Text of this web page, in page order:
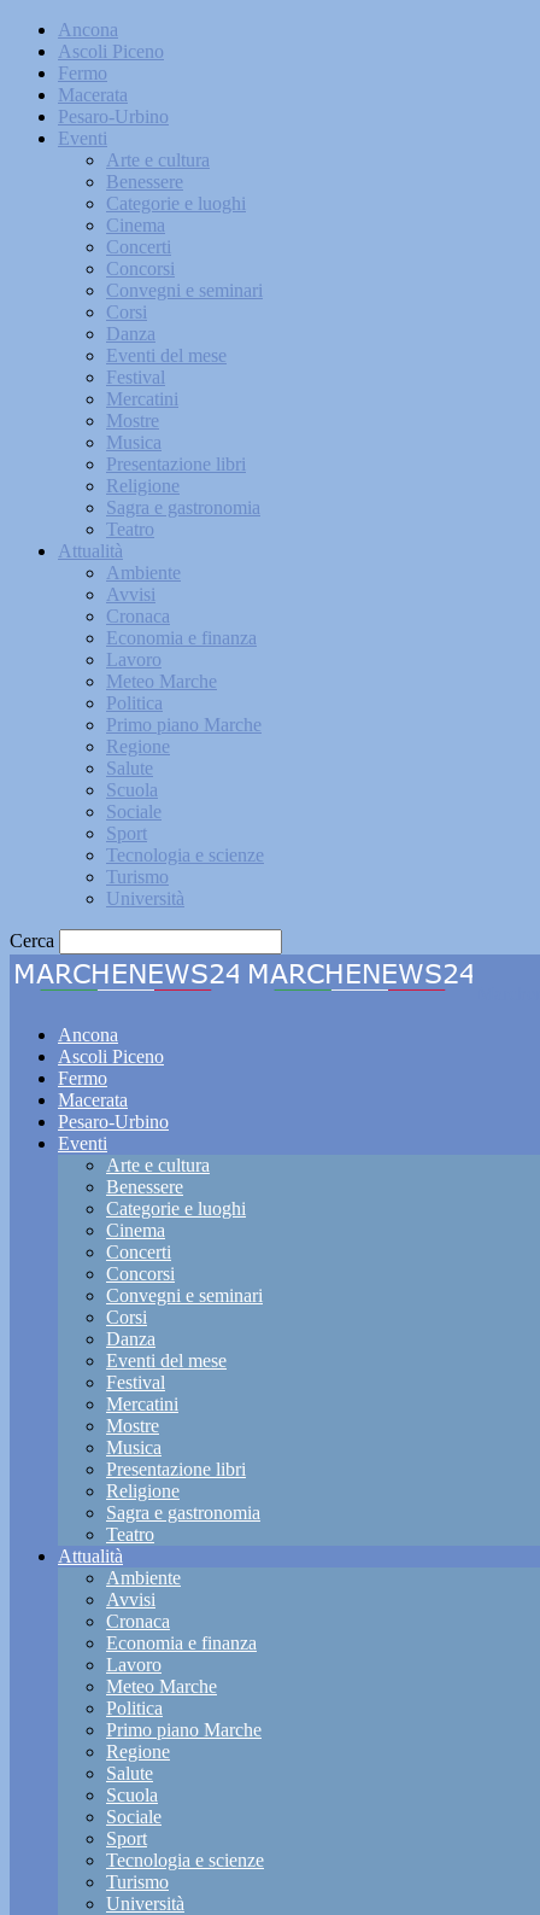
Ancona
Ascoli Piceno
Fermo
Macerata
Pesaro-Urbino
Eventi
Arte e cultura
Benessere
Categorie e luoghi
Cinema
Concerti
Concorsi
Convegni e seminari
Corsi
Danza
Eventi del mese
Festival
Mercatini
Mostre
Musica
Presentazione libri
Religione
Sagra e gastronomia
Teatro
Attualità
Ambiente
Avvisi
Cronaca
Economia e finanza
Lavoro
Meteo Marche
Politica
Primo piano Marche
Regione
Salute
Scuola
Sociale
Sport
Tecnologia e scienze
Turismo
Università
Cerca
Ancona
Ascoli Piceno
Fermo
Macerata
Pesaro-Urbino
Eventi
Arte e cultura
Benessere
Categorie e luoghi
Cinema
Concerti
Concorsi
Convegni e seminari
Corsi
Danza
Eventi del mese
Festival
Mercatini
Mostre
Musica
Presentazione libri
Religione
Sagra e gastronomia
Teatro
Attualità
Ambiente
Avvisi
Cronaca
Economia e finanza
Lavoro
Meteo Marche
Politica
Primo piano Marche
Regione
Salute
Scuola
Sociale
Sport
Tecnologia e scienze
Turismo
Università